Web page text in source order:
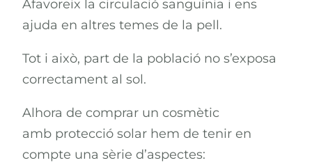
Afavoreix la circulació sanguínia i ens
ajuda en altres temes de la pell.
Tot i això, part de la població no s’exposa
correctament al sol.
Alhora de comprar un cosmètic
amb protecció solar hem de tenir en
compte una sèrie d’aspectes: